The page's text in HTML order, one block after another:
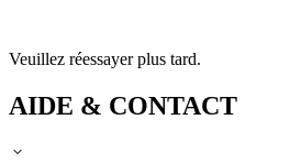
Veuillez réessayer plus tard.
AIDE & CONTACT